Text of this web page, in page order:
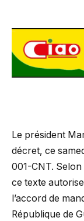
Le président
décret, ce
001-CNT.
ce texte
l’accord de
République de